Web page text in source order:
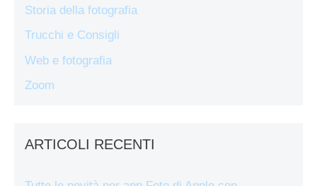
Storia della fotografia
Trucchi e Consigli
Web e fotografia
Zoom
ARTICOLI RECENTI